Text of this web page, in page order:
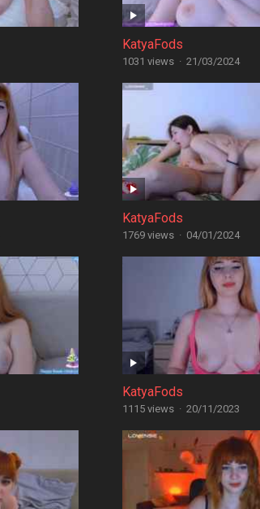
KatyaFods
1031 views · 21/03/2024
KatyaFods
1769 views · 04/01/2024
KatyaFods
1115 views · 20/11/2023